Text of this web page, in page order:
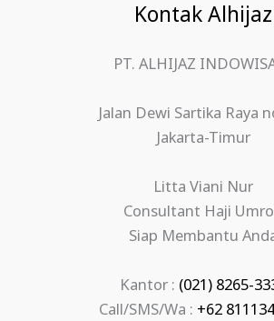
Kontak Alhijaz
PT. ALHIJAZ
Jalan Dewi Sartika Raya
Jakarta-Timur
Litta Viani Nur
Consultant Haji
Siap Membantu
Kantor : (021) 8265-
Call/SMS/Wa : +62